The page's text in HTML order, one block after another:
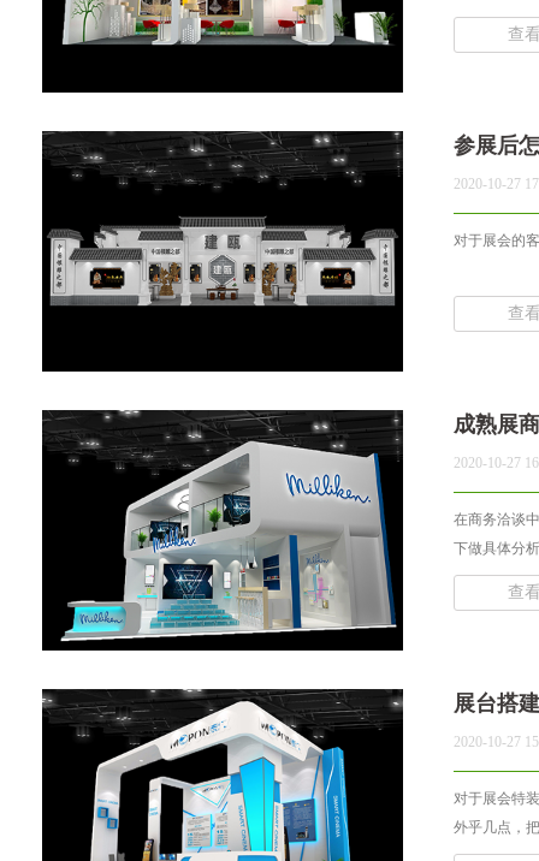
查
参展后
2020-10-27
对于展会的
查
成熟展
2020-10-27
在商务洽谈
下做具体分
查
展台搭
2020-10-27
对于展会特
外乎几点，